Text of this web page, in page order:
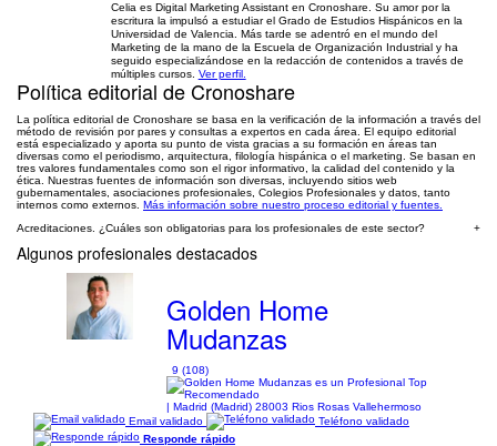
Celia es Digital Marketing Assistant en Cronoshare. Su amor por la
escritura la impulsó a estudiar el Grado de Estudios Hispánicos en la
Universidad de Valencia. Más tarde se adentró en el mundo del
Marketing de la mano de la Escuela de Organización Industrial y ha
seguido especializándose en la redacción de contenidos a través de
múltiples cursos. Ver perfil.
Política editorial de Cronoshare
La política editorial de Cronoshare se basa en la verificación de la información a través del
método de revisión por pares y consultas a expertos en cada área. El equipo editorial
está especializado y aporta su punto de vista gracias a su formación en áreas tan
diversas como el periodismo, arquitectura, filología hispánica o el marketing. Se basan en
tres valores fundamentales como son el rigor informativo, la calidad del contenido y la
ética. Nuestras fuentes de información son diversas, incluyendo sitios web
gubernamentales, asociaciones profesionales, Colegios Profesionales y datos, tanto
internos como externos. Más información sobre nuestro proceso editorial y fuentes.
Acreditaciones. ¿Cuáles son obligatorias para los profesionales de este sector?
+
Algunos profesionales destacados
Golden Home
Mudanzas
9 (108)
| Madrid (Madrid) 28003 Rios Rosas Vallehermoso
Email validado
Teléfono validado
Responde rápido